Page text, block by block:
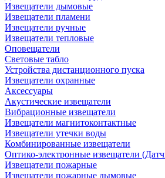
Извещатели дымовые
Извещатели пламени
Извещатели ручные
Извещатели тепловые
Оповещатели
Световые табло
Устройства дистанционного пуска
Извещатели охранные
Аксессуары
Акустические извещатели
Вибрационные извещатели
Извещатели магнитоконтактные
Извещатели утечки воды
Комбинированные извещатели
Оптико-электронные извещатели
Извещатели пожарные
Извещатели пожарные дымовые